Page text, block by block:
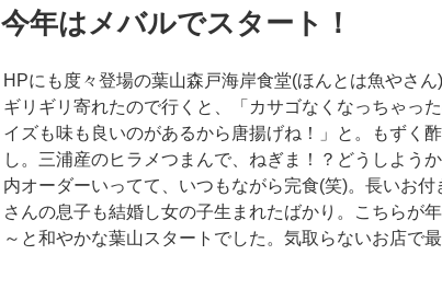
稿
日:
今年はメバルでスタート！
HPにも度々登場の葉山森戸海岸食堂(ほんとは魚やさ
ギリギリ寄れたので行くと、「カサゴなくなっちゃっ
イズも味も良いのがあるから唐揚げね！」と。もずく
し。三浦産のヒラメつまんで、ねぎま！？どうしよう
内オーダーいってて、いつもながら完食(笑)。長いお付
さんの息子も結婚し女の子生まれたばかり。こちらが
～と和やかな葉山スタートでした。気取らないお店で最